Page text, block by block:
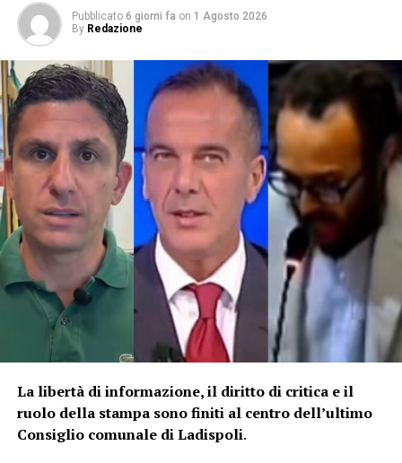
Pubblicato 6 giorni fa on 1 Agosto 2026
By Redazione
La libertà di informazione, il diritto di critica e il
ruolo della stampa sono finiti al centro dell’ultimo
Consiglio comunale di Ladispoli.